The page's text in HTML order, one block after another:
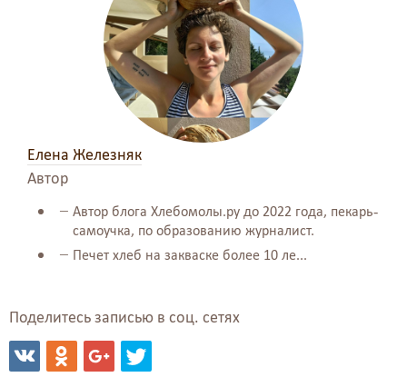
Елена Железняк
Автор
Автор блога Хлебомолы.ру до 2022 года, пекарь-
самоучка, по образованию журналист.
Печет хлеб на закваске более 10 ле...
Поделитесь записью в соц. сетях